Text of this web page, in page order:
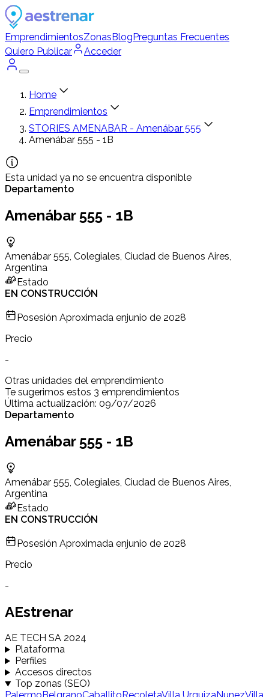
EmprendimientosZonasBlogPreguntas Frecuentes
Quiero Publicar
Acceder
Home
Emprendimientos
STORIES AMENABAR - Amenábar 555
Amenábar 555 - 1B
Esta unidad ya no se encuentra disponible
Departamento
Amenábar 555 - 1B
Amenábar 555, Colegiales, Ciudad de Buenos Aires,
Argentina
Estado
EN CONSTRUCCIÓN
Posesión Aproximada enjunio de 2028
Precio
-
Otras unidades del emprendimiento
Te sugerimos estos 3 emprendimientos
Última actualización: 09/07/2026
Departamento
Amenábar 555 - 1B
Amenábar 555, Colegiales, Ciudad de Buenos Aires,
Argentina
Estado
EN CONSTRUCCIÓN
Posesión Aproximada enjunio de 2028
Precio
-
AEstrenar
AE TECH SA 2024
Plataforma
Perfiles
Accesos directos
Top zonas (SEO)